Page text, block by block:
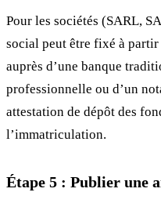
Pour les sociétés (SARL,
social peut être fixé à partir
auprès d’une banque
professionnelle ou d’un
attestation de dépôt des
l’immatriculation.
Étape 5 : Publier une